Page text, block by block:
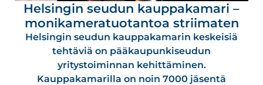
Helsingin seudun kauppakamari –
monikameratuotantoa striimaten
Helsingin seudun kauppakamarin keskeisiä
tehtäviä on pääkaupunkiseudun
yritystoiminnan kehittäminen.
Kauppakamarilla on noin 7000 jäsentä